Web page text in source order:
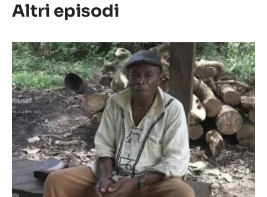
Altri episodi
Episodio
1
-
Il
significato
di
cacao